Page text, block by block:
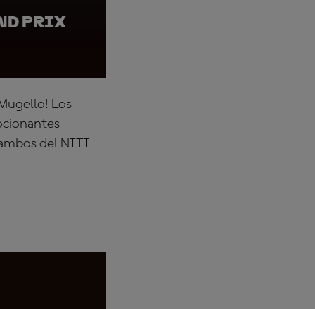
Prix
Los
del NITI